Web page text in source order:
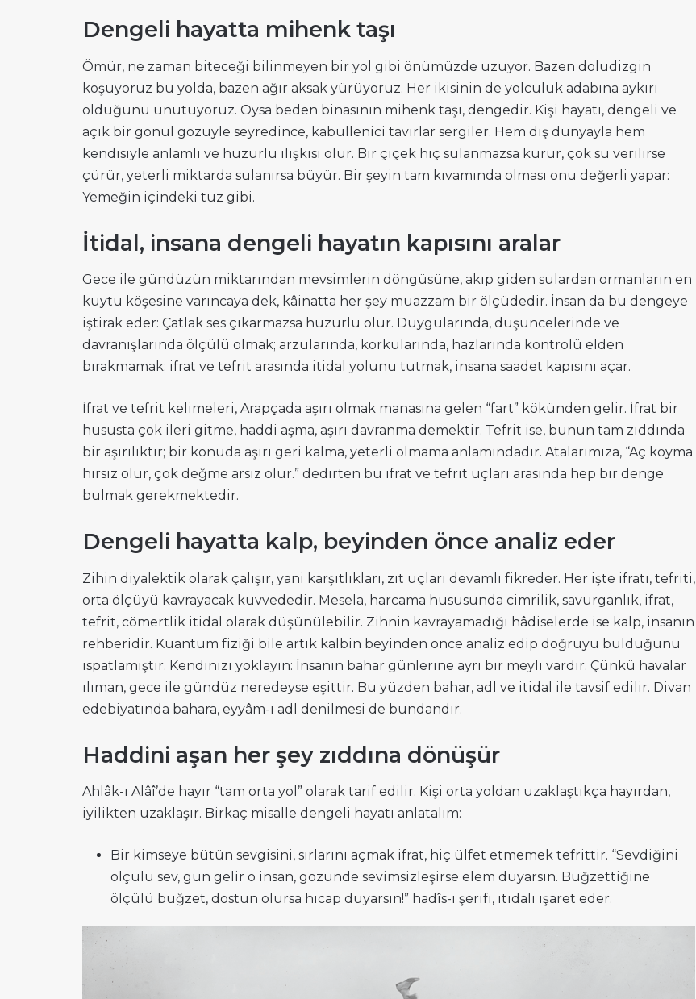
Dengeli hayatta mihenk taşı
Ömür, ne zaman biteceği bilinmeyen bir yol gibi önümüzde uzuyor. Bazen doludizgin
koşuyoruz bu yolda, bazen ağır aksak yürüyoruz. Her ikisinin de yolculuk adabına aykırı
olduğunu unutuyoruz. Oysa beden binasının mihenk taşı, dengedir. Kişi hayatı, dengeli ve
açık bir gönül gözüyle seyredince, kabullenici tavırlar sergiler. Hem dış dünyayla hem
kendisiyle anlamlı ve huzurlu ilişkisi olur. Bir çiçek hiç sulanmazsa kurur, çok su verilirse
çürür, yeterli miktarda sulanırsa büyür. Bir şeyin tam kıvamında olması onu değerli yapar:
Yemeğin içindeki tuz gibi.
İtidal, insana dengeli hayatın kapısını aralar
Gece ile gündüzün miktarından mevsimlerin döngüsüne, akıp giden sulardan ormanların en
kuytu köşesine varıncaya dek, kâinatta her şey muazzam bir ölçüdedir. İnsan da bu dengeye
iştirak eder: Çatlak ses çıkarmazsa huzurlu olur. Duygularında, düşüncelerinde ve
davranışlarında ölçülü olmak; arzularında, korkularında, hazlarında kontrolü elden
bırakmamak; ifrat ve tefrit arasında itidal yolunu tutmak, insana saadet kapısını açar.
İfrat ve tefrit kelimeleri, Arapçada aşırı olmak manasına gelen “fart” kökünden gelir. İfrat bir
hususta çok ileri gitme, haddi aşma, aşırı davranma demektir. Tefrit ise, bunun tam zıddında
bir aşırılıktır; bir konuda aşırı geri kalma, yeterli olmama anlamındadır. Atalarımıza, “Aç koyma
hırsız olur, çok değme arsız olur.” dedirten bu ifrat ve tefrit uçları arasında hep bir denge
bulmak gerekmektedir.
Dengeli hayatta kalp, beyinden önce analiz eder
Zihin diyalektik olarak çalışır, yani karşıtlıkları, zıt uçları devamlı fikreder. Her işte ifratı, tefriti,
orta ölçüyü kavrayacak kuvvededir. Mesela, harcama hususunda cimrilik, savurganlık, ifrat,
tefrit, cömertlik itidal olarak düşünülebilir. Zihnin kavrayamadığı hâdiselerde ise kalp, insanın
rehberidir. Kuantum fiziği bile artık kalbin beyinden önce analiz edip doğruyu bulduğunu
ispatlamıştır. Kendinizi yoklayın: İnsanın bahar günlerine ayrı bir meyli vardır. Çünkü havalar
ılıman, gece ile gündüz neredeyse eşittir. Bu yüzden bahar, adl ve itidal ile tavsif edilir. Divan
edebiyatında bahara, eyyâm-ı adl denilmesi de bundandır.
Haddini aşan her şey zıddına dönüşür
Ahlâk-ı Alâî’de hayır “tam orta yol” olarak tarif edilir. Kişi orta yoldan uzaklaştıkça hayırdan,
iyilikten uzaklaşır. Birkaç misalle dengeli hayatı anlatalım:
Bir kimseye bütün sevgisini, sırlarını açmak ifrat, hiç ülfet etmemek tefrittir. “Sevdiğini
ölçülü sev, gün gelir o insan, gözünde sevimsizleşirse elem duyarsın. Buğzettiğine
ölçülü buğzet, dostun olursa hicap duyarsın!” hadîs-i şerifi, itidali işaret eder.